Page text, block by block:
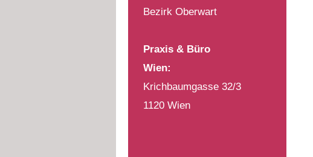
Bezirk Oberwart
Praxis & Büro
Wien:
Krichbaumgasse 32/3
1120 Wien